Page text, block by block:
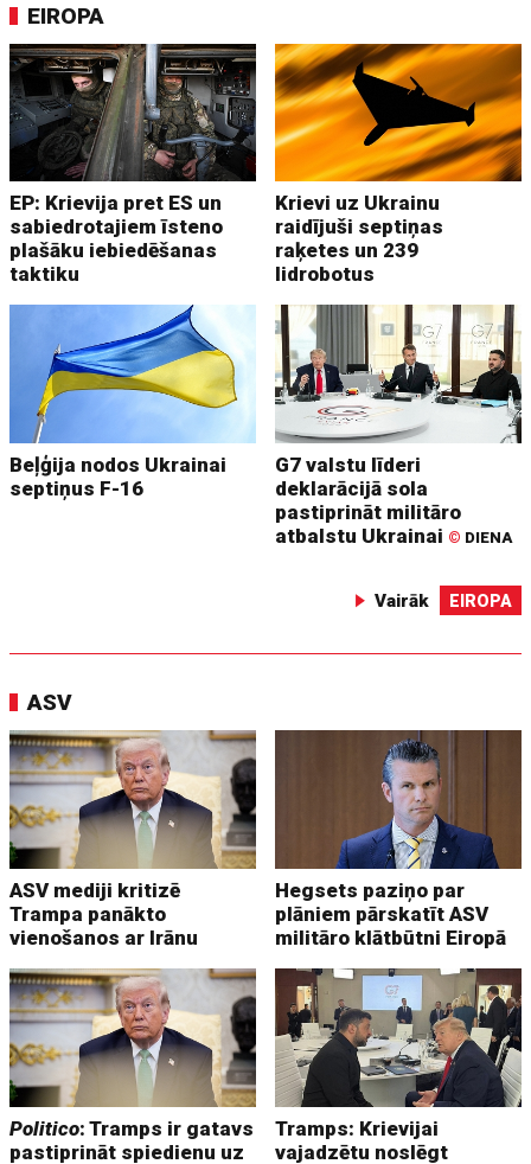
EIROPA
EP: Krievija pret ES un
sabiedrotajiem īsteno
plašāku iebiedēšanas
taktiku
Krievi uz Ukrainu
raidījuši septiņas
raķetes un 239
lidrobotus
Beļģija nodos Ukrainai
septiņus F-16
G7 valstu līderi
deklarācijā sola
pastiprināt militāro
atbalstu Ukrainai © DIENA
Vairāk EIROPA
ASV
ASV mediji kritizē
Trampa panākto
vienošanos ar Irānu
Hegsets paziņo par
plāniem pārskatīt ASV
militāro klātbūtni Eiropā
Politico: Tramps ir gatavs
pastiprināt spiedienu uz
Tramps: Krievijai
vajadzētu noslēgt